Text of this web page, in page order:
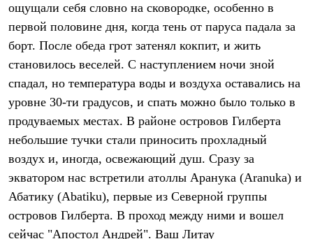
Утепленная синтетикой
Комбинезоны
Куртки
Брюки
Лёгкая одежда
Футболки
Толстовки
Брюки
Софтшелл одежда
Куртки
Флисовая одежда
Куртки
Брюки
Комбинезоны
Термобелье
Комплект термобелья
ощущали себя словно на сковородке, особенно в
первой половине дня, когда тень от паруса падала за
борт. После обеда грот затенял кокпит, и жить
становилось веселей. С наступлением ночи зной
спадал, но температура воды и воздуха оставались на
уровне 30-ти градусов, и спать можно было только в
продуваемых местах. В районе островов Гилберта
небольшие тучки стали приносить прохладный
воздух и, иногда, освежающий душ. Сразу за
экватором нас встретили атоллы Аранука (Aranuka) и
Абатику (Abatiku), первые из Северной группы
островов Гилберта. В проход между ними и вошел
сейчас "Апостол Андрей". Ваш Литау